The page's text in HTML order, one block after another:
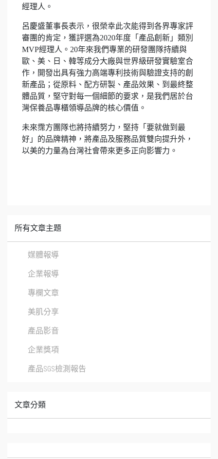
經理人。
呂慶盛董事長表示，很榮幸此次能得到各界專家評
審團的肯定，獲評選為2020年度「產品創新」類別
MVP經理人。20年來我們專業的研發團隊持續與
歐、美、日、韓等成分大廠與世界級研發實驗室合
作，開發出具有強力高端專利技術與驗證支持的創
新產品；從原料、配方研製、產品效果、到最終整
體品質，堅守對每一個細節的要求，是我們居於台
灣保養品專櫃領導品牌的核心價值。
未來霈方團隊也將持續努力，堅持「要就做到最
好」的品牌精神，將產品及服務品質雙向提升外，
以美的力量為台灣社會帶來更多正向影響力。
所有文章主題
媒體報導
企業報導
專欄文章
美肌分享
產品影音
企業獎項
產品SGS檢測報告
文章分類